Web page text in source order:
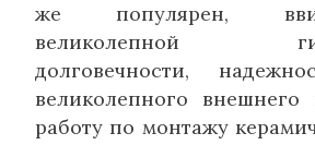
же популярен,
великолепной
долговечности,
великолепного
работу по монтажу